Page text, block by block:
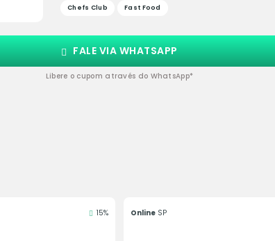
Chefs Club Fast Food
FALE VIA WHATSAPP
Libere o cupom através do WhatsApp*
15% Online SP